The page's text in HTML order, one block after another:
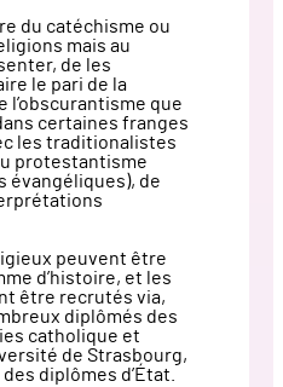
du catéchisme ou
mais au
de les
le pari de la
l’obscurantisme que
certaines franges
les traditionalistes
protestantisme
évangéliques), de
peuvent être
d’histoire, et les
être recrutés via,
diplômés des
catholique et
de Strasbourg,
diplômes d’État.